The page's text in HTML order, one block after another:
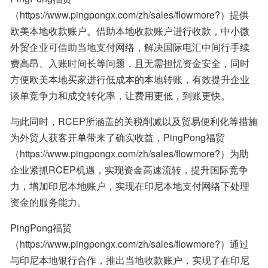
（https://www.pingpongx.com/zh/sales/flowmore?）提供
欧美本地收款账户。借助本地收款账户进行收款，中小微
外贸企业可借助当地支付网络，解决国际电汇中间行手续
费高昂、入账时间长等问题，且无需担忧资金安全，同时
方便欧美本地买家进行低成本的本地转账，有效提升企业
谈单竞争力和成交转化率，让费用更低，到账更快。
与此同时，RCEP所涵盖的关税削减以及贸易便利化等措施
为外贸人获客开单带来了确实收益，PingPong福贸
（https://www.pingpongx.com/zh/sales/flowmore?）为助
企业紧抓RCEP机遇，实现资金高速流转，提升国际竞争
力，增加印尼本地账户，实现在印尼本地支付网络下处理
资金的服务能力。
PingPong福贸
（https://www.pingpongx.com/zh/sales/flowmore?）通过
与印尼本地银行合作，推出当地收款账户，实现了在印尼